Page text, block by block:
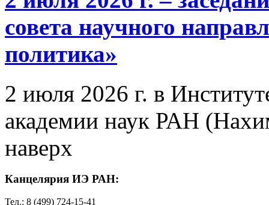
совета научного
политика»
2 июля 2026 г. в
академии наук РАН
наверх
Канцелярия ИЭ РАН:
Тел.: 8 (499) 724-15-41